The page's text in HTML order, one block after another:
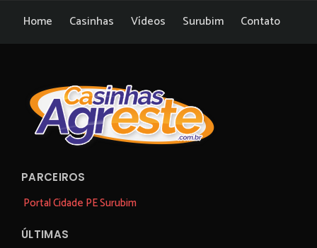
Home Casinhas Vídeos Surubim Contato
PARCEIROS
Portal Cidade PE Surubim
ÚLTIMAS